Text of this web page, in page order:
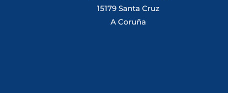
15179 Santa Cruz
A Coruña